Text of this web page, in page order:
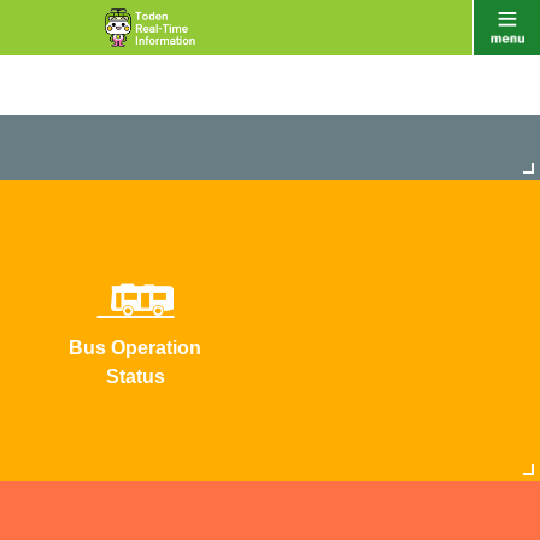
Bus Operation
Status